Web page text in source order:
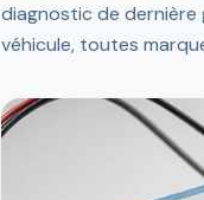
diagnostic de
véhicule, toutes